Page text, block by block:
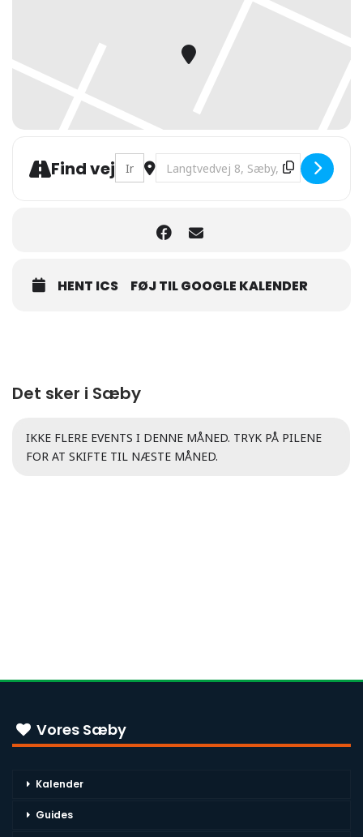
Find vej Address - Havensdag [KS7GUS4Hy]
Destination Address - Havensdag
HENT ICS FØJ TIL GOOGLE KALENDER
Det sker i Sæby
IKKE FLERE EVENTS I DENNE MÅNED. TRYK PÅ PILENE
FOR AT SKIFTE TIL NÆSTE MÅNED.
Vores Sæby
Kalender
Guides